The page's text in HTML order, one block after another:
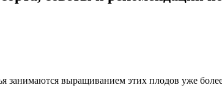
занимаются выращиванием этих плодов уже